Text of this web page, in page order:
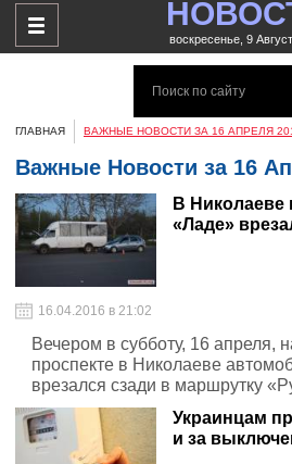
воскресенье, 9
ГЛАВНАЯ ВАЖНЫЕ НОВОСТИ ЗА 16 АПРЕЛЯ
Важные Новости за 16
В Николаеве
«Ладе»
16.04.2016 в 21:02
Вечером в субботу, 16 апреля,
проспекте в Николаеве
врезался сзади в маршрутку
Украинцам
и за